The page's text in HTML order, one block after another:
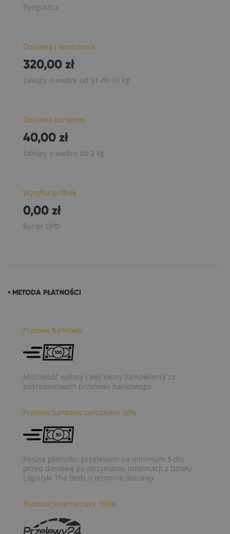
Bydgoszcz
Dostawa i wniesienie
320,00 zł
zakupy o wadze od 51 do 90 kg
Dostawa kurierem
40,00 zł
zakupy o wadze do 2 kg
Wysyłka próbek
0,00 zł
kurier DPD
• METODA PŁATNOŚCI
Przelew bankowy
Możliwość wpłaty całej kwoty zamówienia za
pośrednictwem przelewu bankowego
Przelew bankowy zaliczkowy 30%
Reszta płatności przelewem na minimum 5 dni
przed dostawą po otrzymaniu informacji z Działu
Logistyki The Beds o terminie dostawy
Płatnośc internetowa 100%